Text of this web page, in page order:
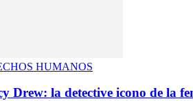
HUMANOS
Drew: la detective icono de la